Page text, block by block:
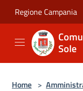
Regione Campania
Sole
Home >